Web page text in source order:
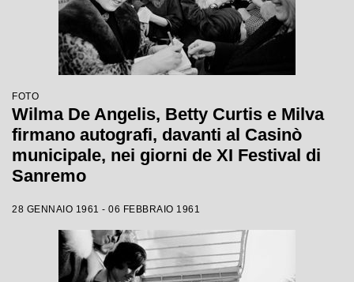
FOTO
Wilma De Angelis, Betty Curtis e Milva
firmano autografi, davanti al Casinò
municipale, nei giorni de XI Festival di
Sanremo
28 GENNAIO 1961 - 06 FEBBRAIO 1961